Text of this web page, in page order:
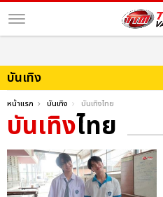
บันเทิง
หน้าแรก บันเทิง บันเทิงไทย
บันเทิงไทย